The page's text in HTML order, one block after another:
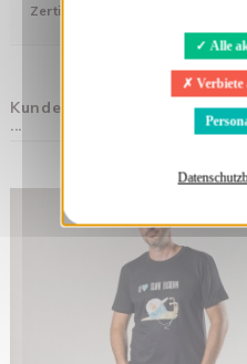
Alle
Verbiete
Zertifizierung
Kunden, die diesen Artikel
...